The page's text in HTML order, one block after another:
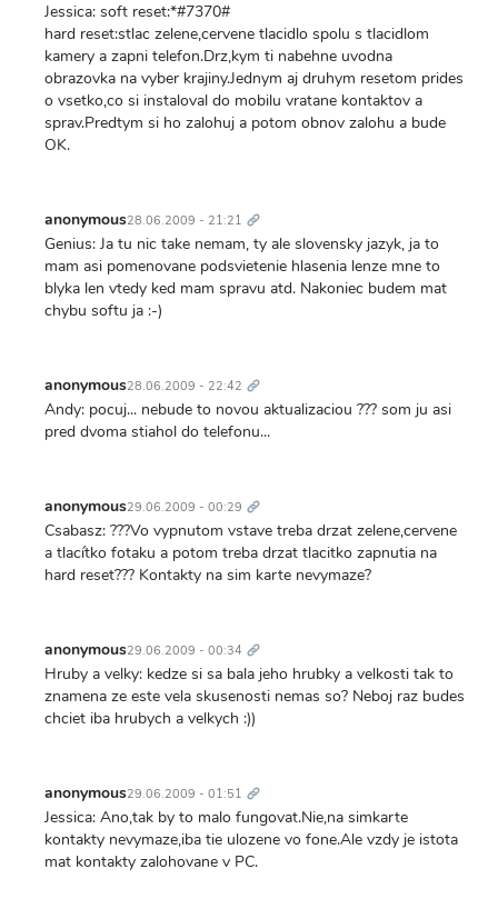
Jessica: soft reset:*#7370#
hard reset:stlac zelene,cervene tlacidlo spolu s tlacidlom
kamery a zapni telefon.Drz,kym ti nabehne uvodna
obrazovka na vyber krajiny.Jednym aj druhym resetom prides
o vsetko,co si instaloval do mobilu vratane kontaktov a
sprav.Predtym si ho zalohuj a potom obnov zalohu a bude
OK.
anonymous28.06.2009 - 21:21 odkaz
Genius: Ja tu nic take nemam, ty ale slovensky jazyk, ja to
mam asi pomenovane podsvietenie hlasenia lenze mne to
blyka len vtedy ked mam spravu atd. Nakoniec budem mat
chybu softu ja :-)
anonymous28.06.2009 - 22:42 odkaz
Andy: pocuj... nebude to novou aktualizaciou ??? som ju asi
pred dvoma stiahol do telefonu...
anonymous29.06.2009 - 00:29 odkaz
Csabasz: ???Vo vypnutom vstave treba drzat zelene,cervene
a tlacítko fotaku a potom treba drzat tlacitko zapnutia na
hard reset??? Kontakty na sim karte nevymaze?
anonymous29.06.2009 - 00:34 odkaz
Hruby a velky: kedze si sa bala jeho hrubky a velkosti tak to
znamena ze este vela skusenosti nemas so? Neboj raz budes
chciet iba hrubych a velkych :))
anonymous29.06.2009 - 01:51 odkaz
Jessica: Ano,tak by to malo fungovat.Nie,na simkarte
kontakty nevymaze,iba tie ulozene vo fone.Ale vzdy je istota
mat kontakty zalohovane v PC.